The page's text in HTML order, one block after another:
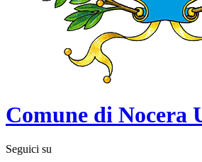
Comune di Nocera
Seguici su